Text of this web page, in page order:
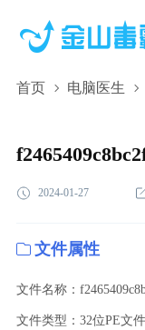
首页 电脑医生
2024-01-27
文件属性
文件类型：32位PE文件